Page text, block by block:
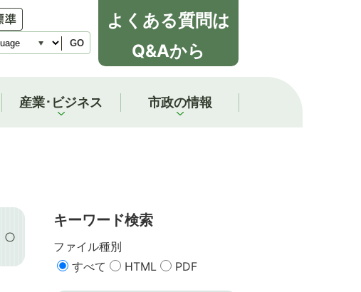
GO
よくある質問は
Q&Aから
産業･ビジネス 市政の情報
キーワード検索
ファイル種別
すべて
HTML PDF